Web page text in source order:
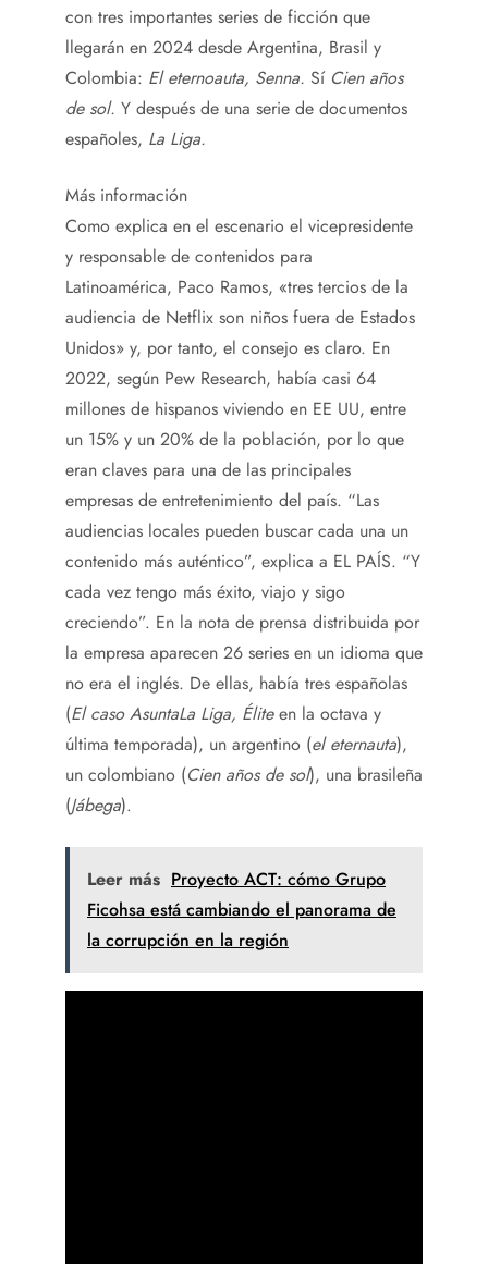
con tres importantes series de ficción que
llegarán en 2024 desde Argentina, Brasil y
Colombia: El eternoauta, Senna. Sí Cien años
de sol. Y después de una serie de documentos
españoles, La Liga.
Más información
Como explica en el escenario el vicepresidente
y responsable de contenidos para
Latinoamérica, Paco Ramos, «tres tercios de la
audiencia de Netflix son niños fuera de Estados
Unidos» y, por tanto, el consejo es claro. En
2022, según Pew Research, había casi 64
millones de hispanos viviendo en EE UU, entre
un 15% y un 20% de la población, por lo que
eran claves para una de las principales
empresas de entretenimiento del país. “Las
audiencias locales pueden buscar cada una un
contenido más auténtico”, explica a EL PAÍS. “Y
cada vez tengo más éxito, viajo y sigo
creciendo”. En la nota de prensa distribuida por
la empresa aparecen 26 series en un idioma que
no era el inglés. De ellas, había tres españolas
(El caso AsuntaLa Liga, Éliteen la octava y
última temporada), un argentino (el eternauta),
un colombiano (Cien años de sol), una brasileña
(Jábega).
Leer más Proyecto ACT: cómo Grupo
Ficohsa está cambiando el panorama de
la corrupción en la región